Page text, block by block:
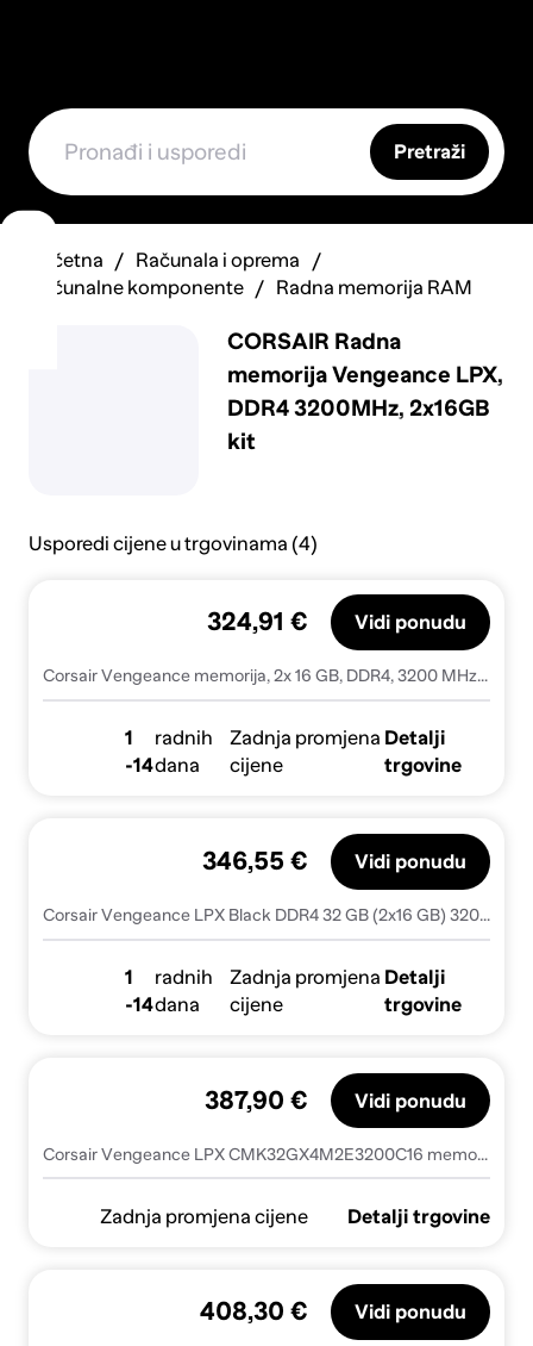
Pretraži
Početna
Računala i oprema
Računalne komponente
Radna memorija RAM
CORSAIR Radna
memorija Vengeance LPX,
DDR4 3200MHz, 2x16GB
kit
Usporedi cijene u trgovinama (4)
Corsair Vengeance memorija, 2x 16 GB, DDR4, 3200 MHz, CL16 (CMK32GX4M2E3200C16)
324,91 € Vidi ponudu
1
-14
radnih
dana
Zadnja promjena
cijene
Detalji
trgovine
Corsair Vengeance LPX Black DDR4 32 GB (2x16 GB) 3200 MHz CL16 XMP 2.0 UDIMM memorija
346,55 € Vidi ponudu
1
-14
radnih
dana
Zadnja promjena
cijene
Detalji
trgovine
Corsair Vengeance LPX CMK32GX4M2E3200C16 memory module 32 GB 2 x 16 GB DDR4 3200 MHz
387,90 € Vidi ponudu
Zadnja promjena cijene Detalji trgovine
408,30 € Vidi ponudu